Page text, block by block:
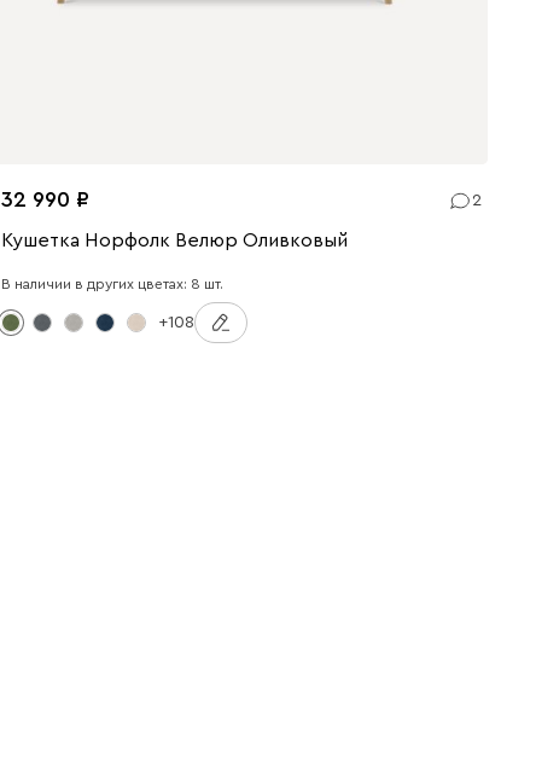
32 990 2
Кушетка Норфолк Велюр Оливковый
В наличии в других цветах: 8 шт.
+108